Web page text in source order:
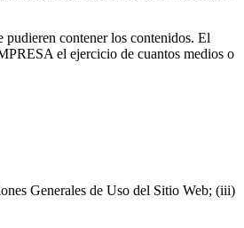
contener los contenidos. El
el ejercicio de cuantos medios o
Generales de Uso del Sitio Web; (iii)